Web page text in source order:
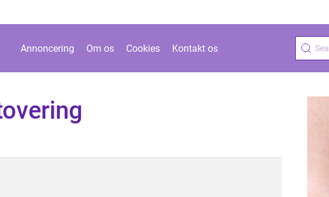
Annoncering Om os Cookies Kontakt os